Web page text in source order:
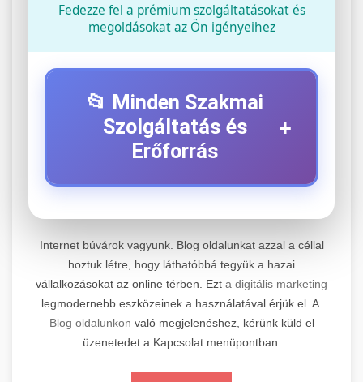
Fedezze fel a prémium szolgáltatásokat és
megoldásokat az Ön igényeihez
📂 Minden Szakmai
Szolgáltatás és
Erőforrás
+
+
Professzionális elektromos roller javítási és
karbantartási szolgáltatások. Szakértő
technikusaink minőségi szervízt nyújtanak
minden jelentős márkához és modellhez.
Szervizközpont Látogatása
📊 2. Online Marketing
Ügynökség
+
Átfogó online marketing szolgáltatások,
beleértve a SEO-t, közösségi média kezelést és
Internet búvárok vagyunk. Blog oldalunkat azzal a céllal
hoztuk létre, hogy láthatóbbá tegyük a hazai
vállalkozásokat az online térben. Ezt a digitális marketing
legmodernebb eszközeinek a használatával érjük el. A
Blog oldalunkon való megjelenéshez, kérünk küld el
üzenetedet a Kapcsolat menüpontban.